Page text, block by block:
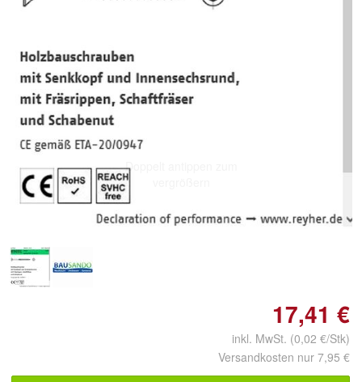
Doppelt antippen zum
17,41 €
inkl. MwSt. (0,02 €/Stk)
Versandkosten nur 7,95 €